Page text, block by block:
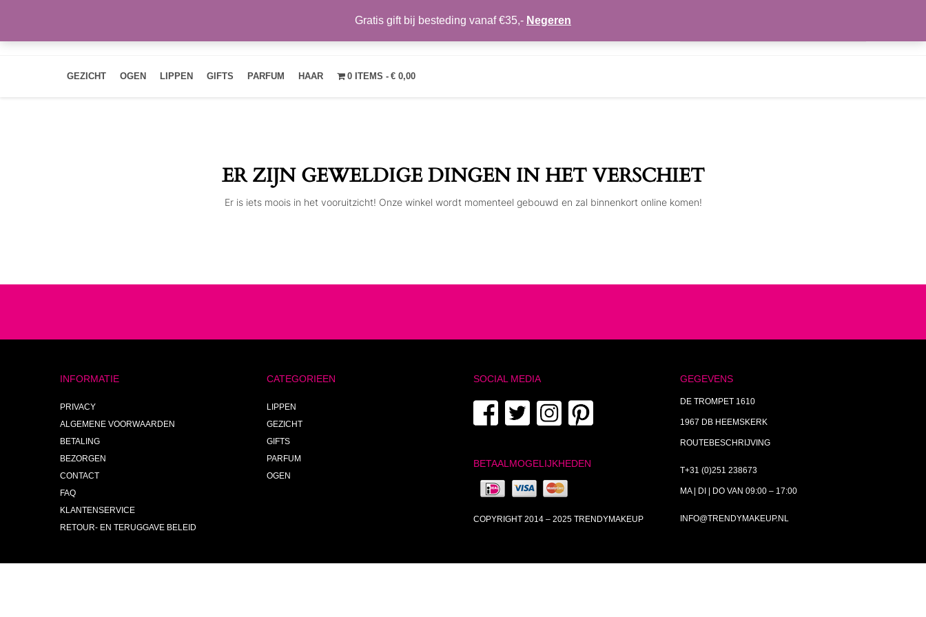
OVER ONS NIEUWS CONTACT MIJN ACCOUNT
GEZICHT OGEN LIPPEN GIFTS PARFUM HAAR 0 ITEMS € 0,00
ER ZIJN GEWELDIGE DINGEN IN HET VERSCHIET
Er is iets moois in het vooruitzicht! Onze winkel wordt momenteel gebouwd en zal binnenkort online komen!
INFORMATIE
PRIVACY
ALGEMENE VOORWAARDEN
BETALING
BEZORGEN
CONTACT
FAQ
KLANTENSERVICE
RETOUR- EN TERUGGAVE BELEID
CATEGORIEEN
LIPPEN
GEZICHT
GIFTS
PARFUM
OGEN
SOCIAL MEDIA
BETAALMOGELIJKHEDEN
COPYRIGHT 2014 – 2025 TRENDYMAKEUP
GEGEVENS
DE TROMPET 1610
1967 DB HEEMSKERK
ROUTEBESCHRIJVING
T+31 (0)251 238673
MA | DI | DO VAN 09:00 – 17:00
INFO@TRENDYMAKEUP.NL
Gratis gift bij besteding vanaf €35,- Negeren